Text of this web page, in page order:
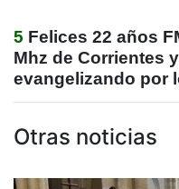
5 Felices 22 años
Mhz de Corrientes
evangelizando por
Otras noticias